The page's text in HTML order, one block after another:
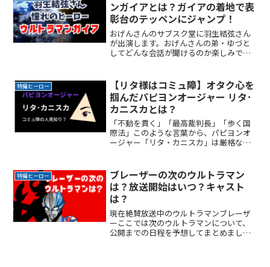
ンガイアとは？ガイアの着地で表
彰台のテッペンにジャンプ！
おげんさんのサブスク堂に羽生結弦さん
が出演します。おげんさんの弟・ゆづと
してどんな会話が聞けるのか楽しみです
羽生結弦さんが憧れたウルトラマンガイ
アや、オリンピックで魅せReadMore...
特撮ヒーロー
【リタ様はコミュ障】オタク心を
掴んだパピヨンオージャー リタ･
カニスカとは？
「不動を貫く」「最高裁判長」「歩く国
際法」このような言葉から、パピヨンオ
ージャー「リタ・カニスカ」は厳格な人
ですね。ここではパピヨンオージャー
「リタ・カニスカ」から受けReadMore...
特撮ヒーロー
ブレーザーの次のウルトラマン
は？放送開始はいつ？キャスト
は？
現在絶賛放送中のウルトラマンブレーザ
ーここでは次のウルトラマンについて、
公開までの日程を予想してまとめまし